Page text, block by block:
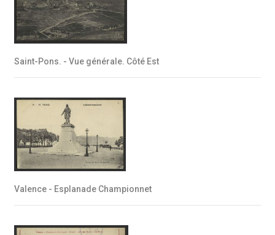
Saint-Pons. - Vue générale. Côté Est
Valence - Esplanade Championnet